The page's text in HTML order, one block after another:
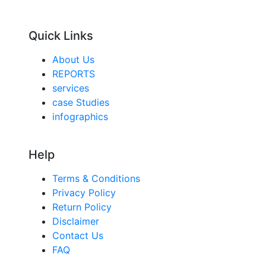
Quick Links
About Us
REPORTS
services
case Studies
infographics
Help
Terms & Conditions
Privacy Policy
Return Policy
Disclaimer
Contact Us
FAQ